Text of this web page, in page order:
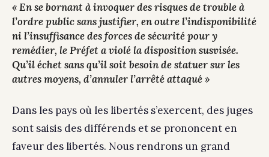
« En se bornant à invoquer des risques de trouble à
l’ordre public sans justifier, en outre l’indisponibilité
ni l’insuffisance des forces de sécurité pour y
remédier, le Préfet a violé la disposition susvisée.
Qu’il échet sans qu’il soit besoin de statuer sur les
autres moyens, d’annuler l’arrêté attaqué »
Dans les pays où les libertés s’exercent, des juges
sont saisis des différends et se prononcent en
faveur des libertés. Nous rendrons un grand